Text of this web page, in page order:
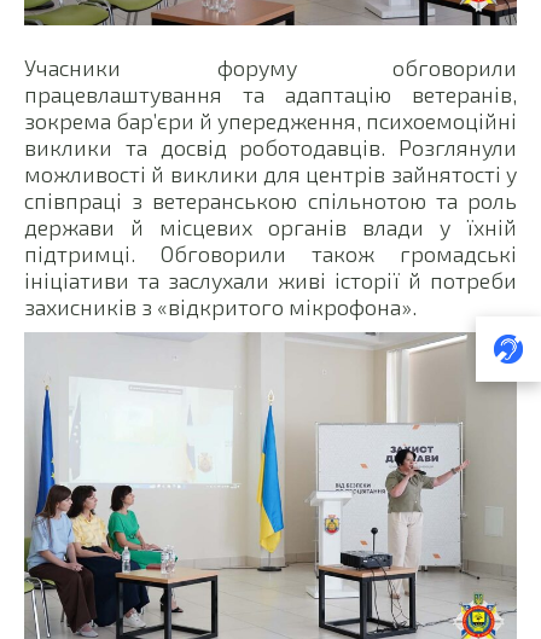
Учасники форуму обговорили
працевлаштування та адаптацію ветеранів,
зокрема бар’єри й упередження, психоемоційні
виклики та досвід роботодавців. Розглянули
можливості й виклики для центрів зайнятості у
співпраці з ветеранською спільнотою та роль
держави й місцевих органів влади у їхній
підтримці. Обговорили також громадські
ініціативи та заслухали живі історії й потреби
захисників з «відкритого мікрофона».